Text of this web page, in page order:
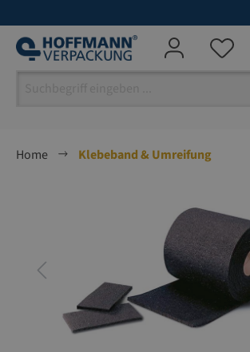
Home
Klebeband & Umreifung